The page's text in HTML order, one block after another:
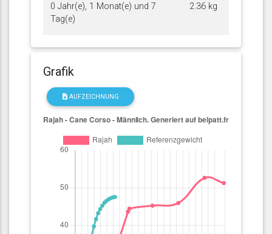
0 Jahr(e), 1 Monat(e) und 7
Tag(e)
2.36 kg
Grafik
AUFZEICHNUNG